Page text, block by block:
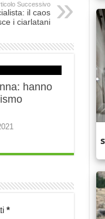
Successivo
il caos
i ciarlatani
hanno
*